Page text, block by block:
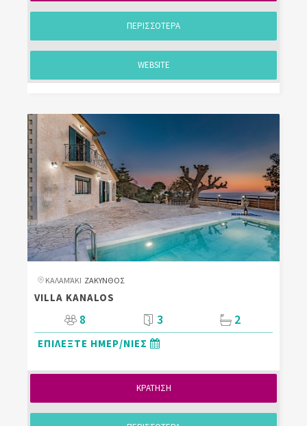
ΠΕΡΙΣΣΟΤΕΡΑ
WEBSITE
ΚΑΛΑΜΆΚΙ ΖΑΚΥΝΘΟΣ
VILLA KANALOS
8 3 2
ΕΠΙΛΕΞΤΕ ΗΜΕΡ/ΝΙΕΣ
ΚΡΑΤΗΣΗ